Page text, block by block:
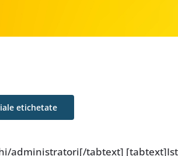
etichetate
administratori[/tabtext]